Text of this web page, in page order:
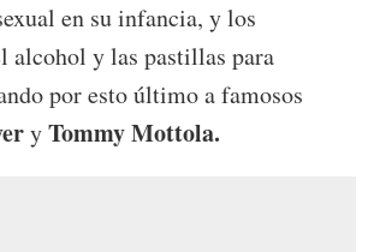
en su infancia, y los
alcohol y las pastillas para
por esto último a famosos
yTommy Mottola.